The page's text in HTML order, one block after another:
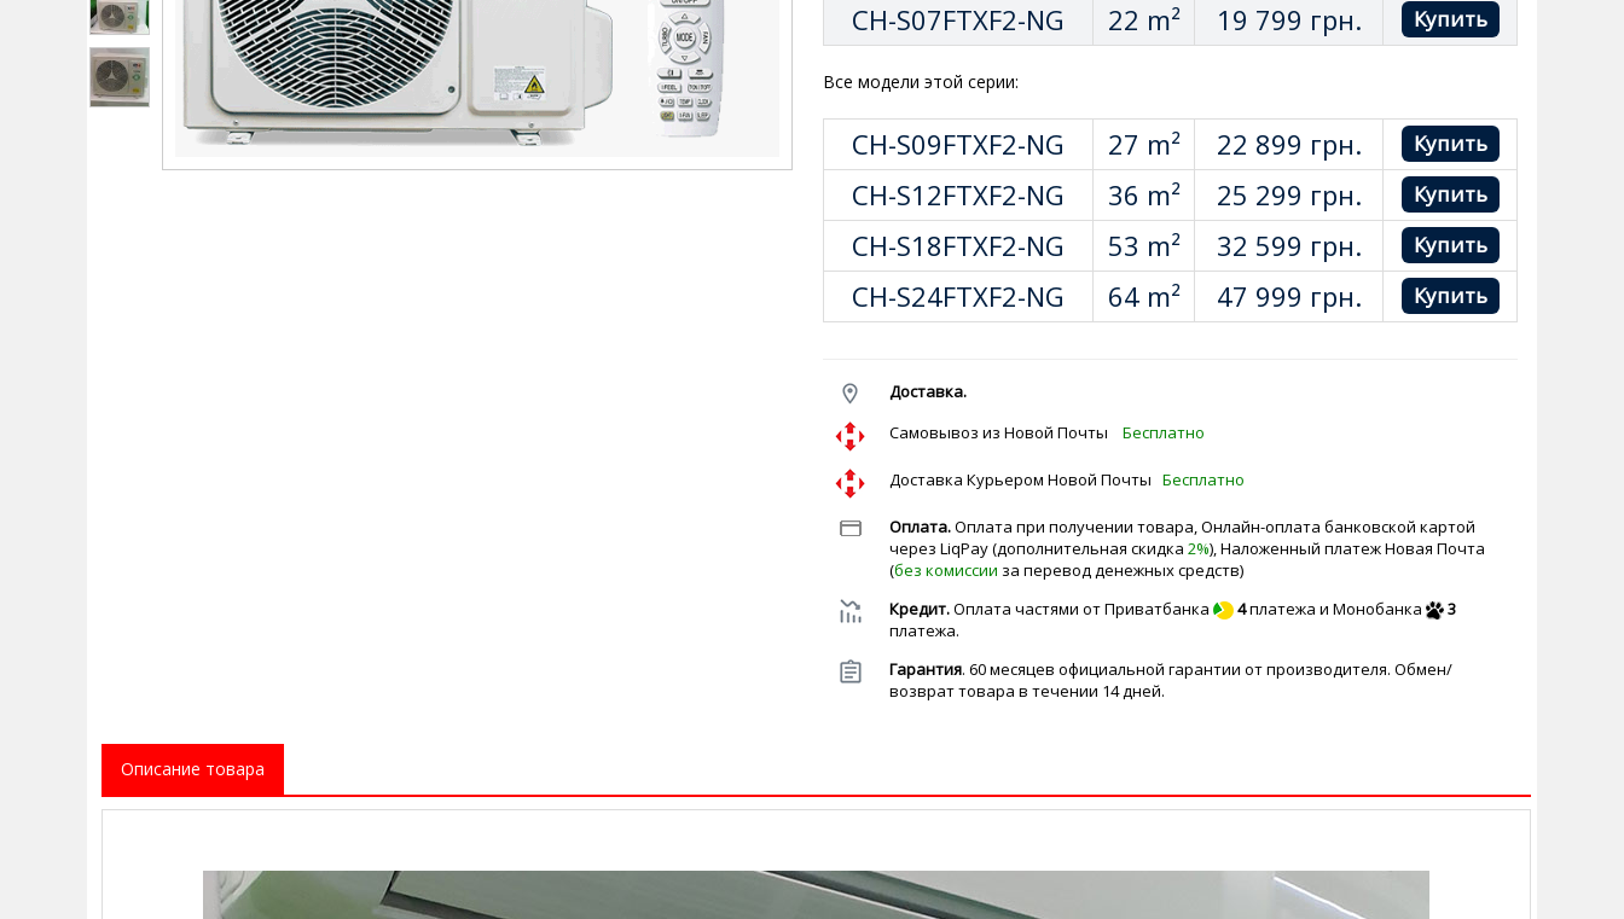
CH-S07FTXF2-NG 22 m² 19 799 грн.
Все модели этой серии:
CH-S09FTXF2-NG 27 m² 22 899 грн.
CH-S12FTXF2-NG
36 m² 25 299 грн.
CH-S18FTXF2-NG
53 m² 32 599 грн.
CH-S24FTXF2-NG
64 m² 47 999 грн.
Доставка.
Cамовывоз из Новой Почты Бесплатно
Доставка Курьером Новой Почты Бесплатно
Оплата.Оплата при получении товара, Онлайн-оплата банковской картой
через LiqPay (дополнительная скидка 2%), Наложенный платеж Новая Почта
(без комиссии за перевод денежных средств)
Кредит.Оплата частями от Приватбанка 4платежа и Монобанка
3
платежа.
Гарантия. 60 месяцев официальной гарантии от производителя. Обмен/
возврат товара в течении 14 дней.
Описание товара